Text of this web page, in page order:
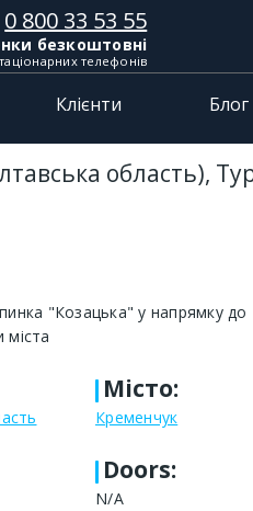
0 800 33 53 55
безкоштовні
телефонів
Клієнти Блог
область),
"Козацька" у напрямку до
міста
Місто:
Кременчук
Doors:
N/A